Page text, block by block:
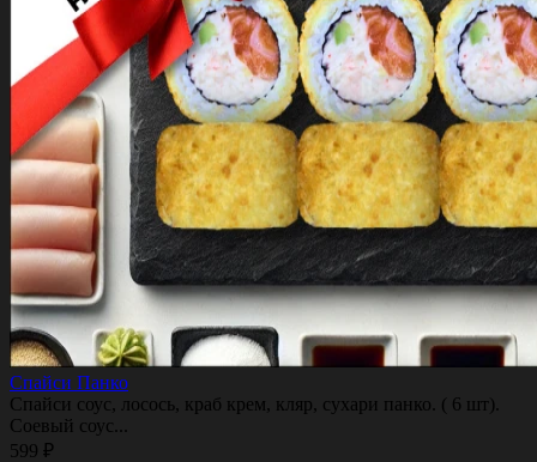
Спайси Панко
Спайси соус, лосось, краб крем, кляр, сухари панко. ( 6 шт).
Соевый соус...
599 ₽